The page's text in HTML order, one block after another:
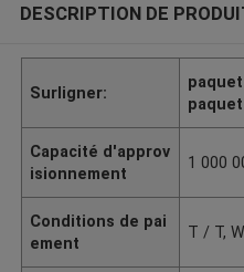
DESCRIPTION DE
Surligner:
Capacité d'approv
isionnement
1 000
Conditions de pai
ement
T / T,